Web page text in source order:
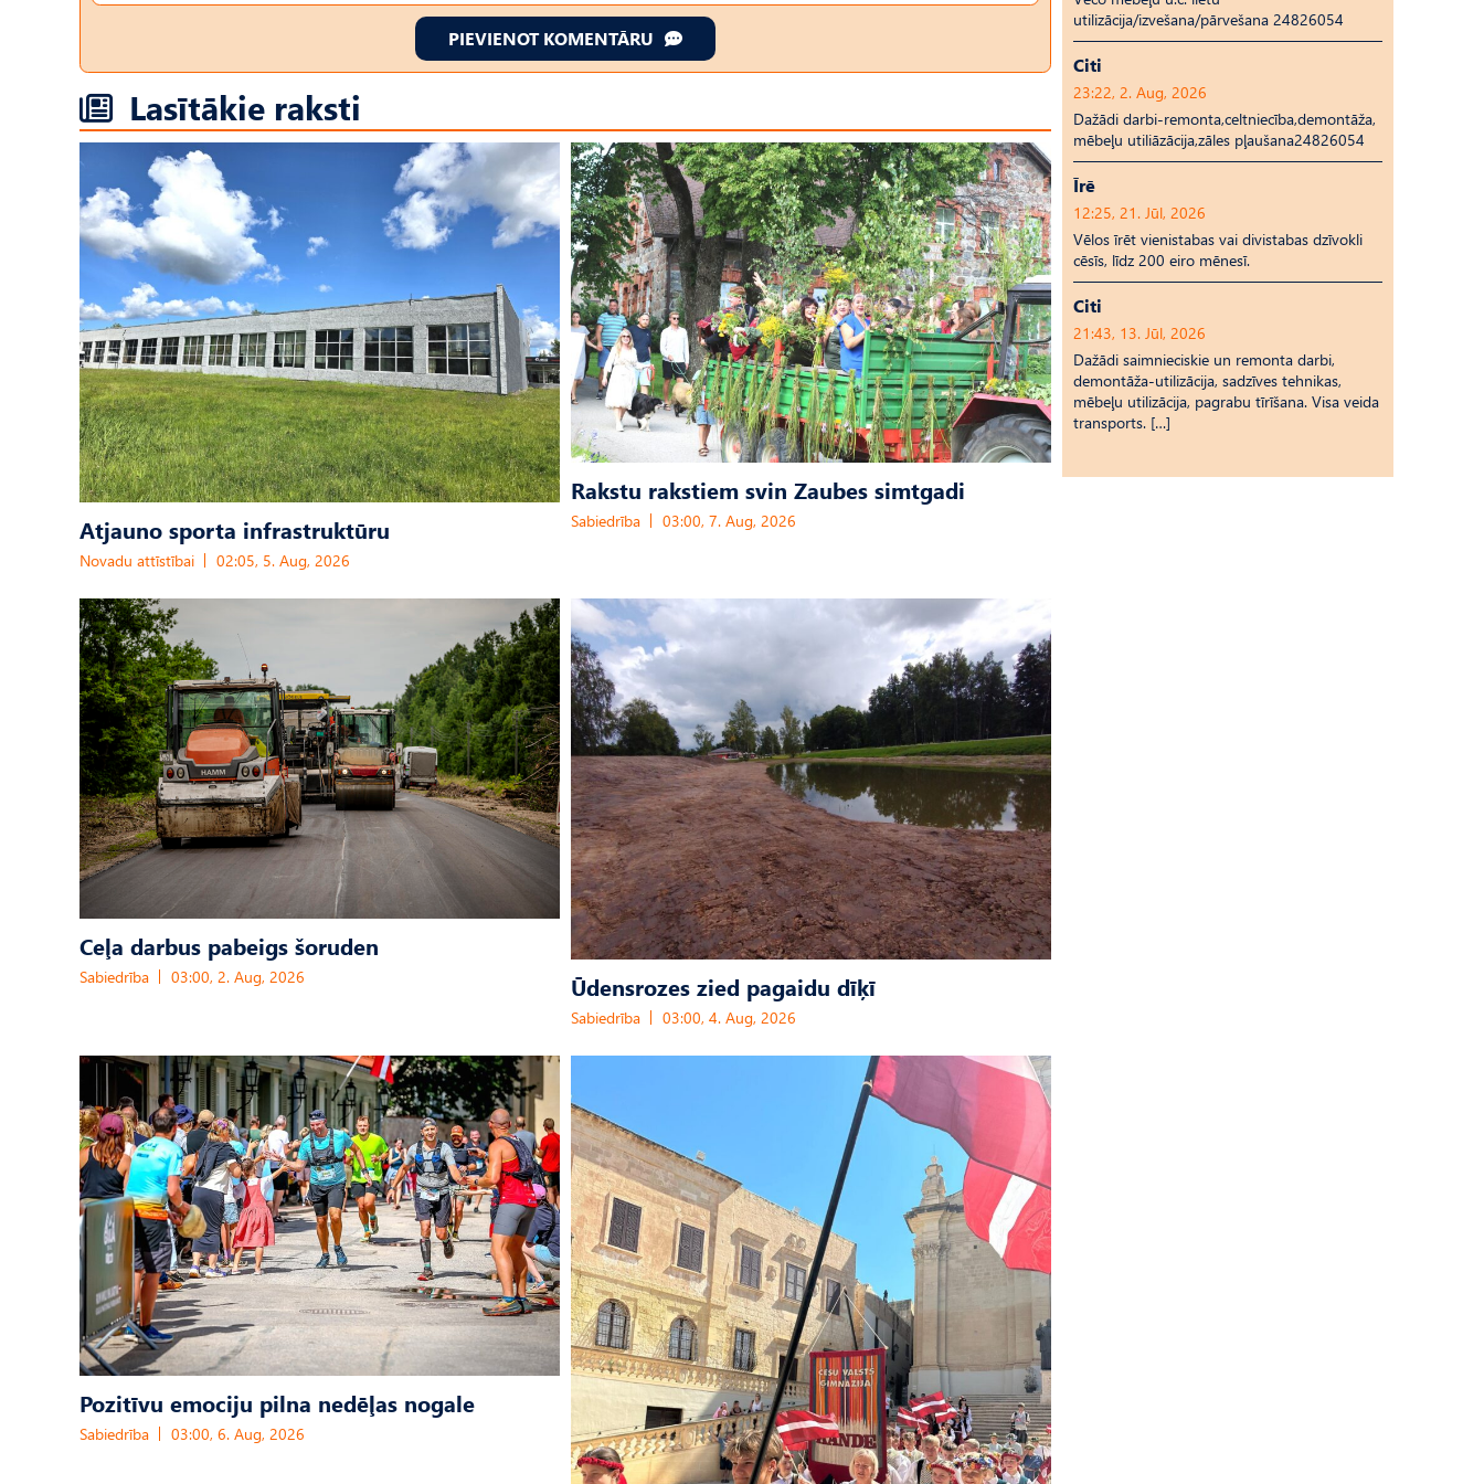
PIEVIENOT KOMENTĀRU
Lasītākie raksti
Atjauno sporta infrastruktūru
Novadu attīstībai 02:05, 5. Aug, 2026
Rakstu rakstiem svin Zaubes simtgadi
Sabiedrība 03:00, 7. Aug, 2026
Ceļa darbus pabeigs šoruden
Sabiedrība 03:00, 2. Aug, 2026 Ūdensrozes zied pagaidu dīķī
Sabiedrība 03:00, 4. Aug, 2026
Pozitīvu emociju pilna nedēļas nogale
Sabiedrība 03:00, 6. Aug, 2026
utilizācija/izvešana/pārvešana 24826054
Citi
23:22, 2. Aug, 2026
Dažādi darbi-remonta,celtniecība,demontāža,
mēbeļu utiliāzācija,zāles pļaušana24826054
Īrē
12:25, 21. Jūl, 2026
Vēlos īrēt vienistabas vai divistabas dzīvokli
cēsīs, līdz 200 eiro mēnesī.
Citi
21:43, 13. Jūl, 2026
Dažādi saimnieciskie un remonta darbi,
demontāža-utilizācija, sadzīves tehnikas,
mēbeļu utilizācija, pagrabu tīrīšana. Visa veida
transports. […]